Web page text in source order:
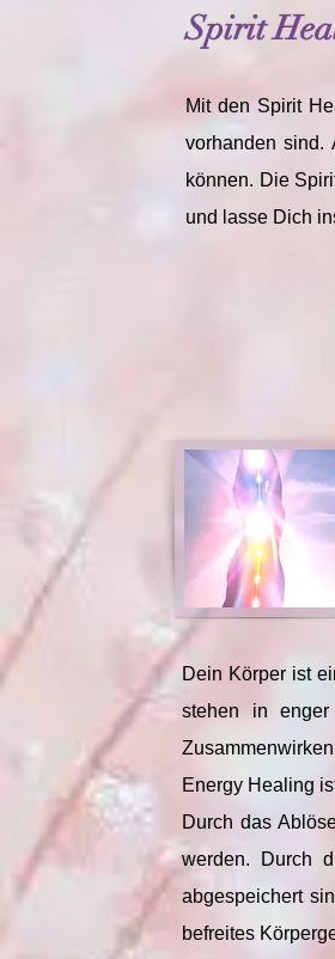
Spirit
Mit den Spirit
vorhanden sind.
können. Die
und lasse Dich
Dein Körper ist
stehen in
Energy Healing
Durch das
werden. Durch
abgespeichert
befreites